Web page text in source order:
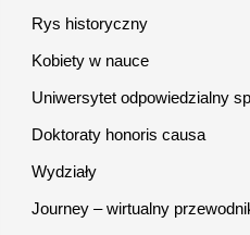
Rys historyczny
Kobiety w nauce
Uniwersytet odpowiedzialny
Doktoraty honoris causa
Wydziały
Journey – wirtualny